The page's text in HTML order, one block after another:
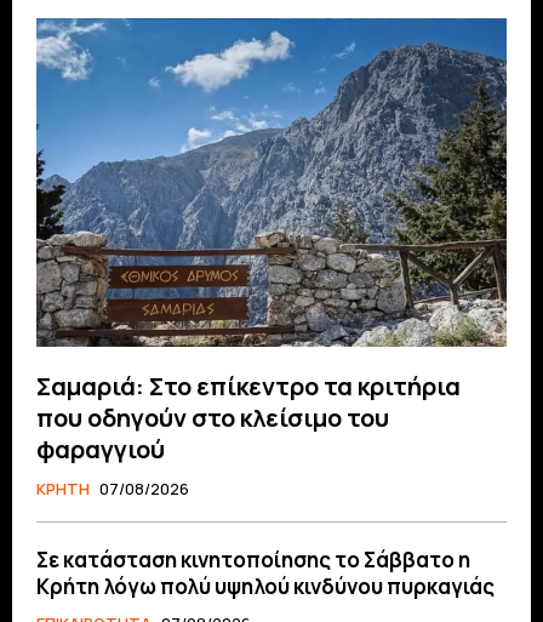
Σαμαριά: Στο επίκεντρο τα κριτήρια
που οδηγούν στο κλείσιμο του
φαραγγιού
ΚΡΗΤΗ 07/08/2026
Σε κατάσταση κινητοποίησης το Σάββατο η
Κρήτη λόγω πολύ υψηλού κινδύνου πυρκαγιάς